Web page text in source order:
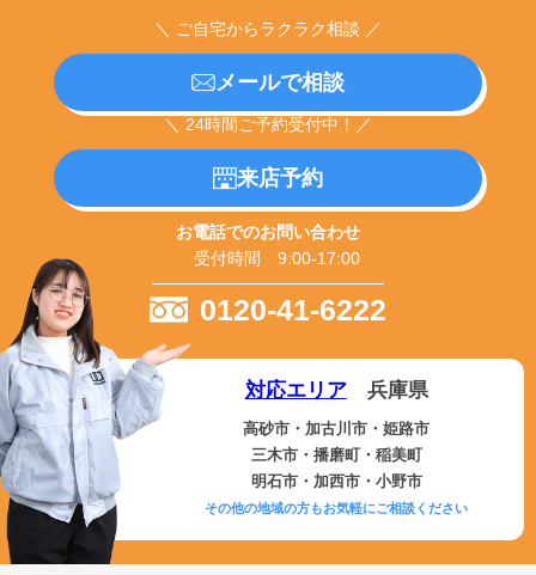
＼ ご自宅からラクラク相談 ／
メールで相談
＼ 24時間ご予約受付中！／
来店予約
お電話でのお問い合わせ
受付時間 9:00-17:00
0120-41-6222
対応エリア兵庫県
高砂市・加古川市・姫路市
三木市・播磨町・稲美町
明石市・加西市・小野市
その他の地域の方もお気軽にご相談ください